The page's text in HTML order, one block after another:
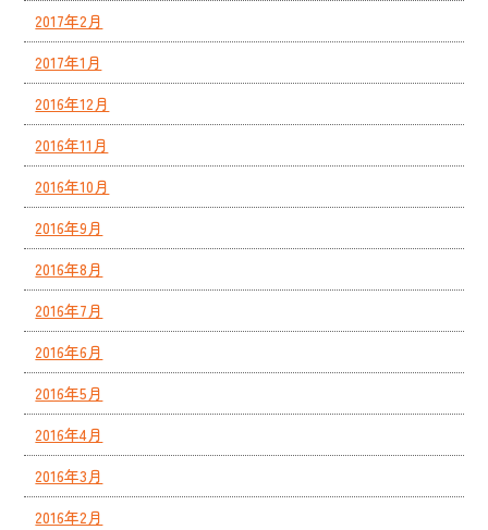
2017年2月
2017年1月
2016年12月
2016年11月
2016年10月
2016年9月
2016年8月
2016年7月
2016年6月
2016年5月
2016年4月
2016年3月
2016年2月